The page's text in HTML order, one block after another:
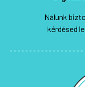
Nálunk
kérdésed